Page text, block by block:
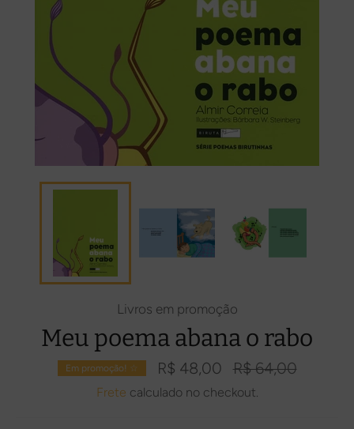
Livros em promoção
Meu poema abana o rabo
Em promoção! ☆ R$ 48,00
Preço
normal
R$ 64,00
Frete calculado no checkout.